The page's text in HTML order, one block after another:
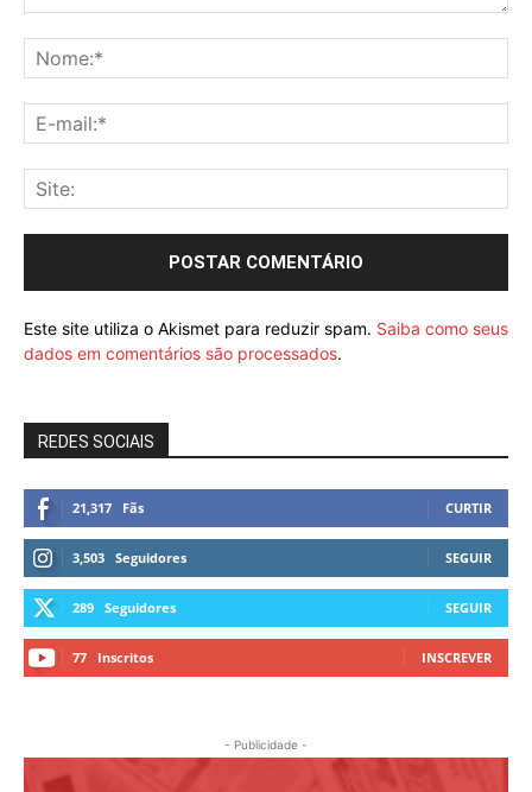
Este site utiliza o Akismet para reduzir spam. Saiba como seus
dados em comentários são processados.
REDES SOCIAIS
21,317 Fãs CURTIR
3,503 Seguidores SEGUIR
289 Seguidores SEGUIR
77 Inscritos INSCREVER
- Publicidade -